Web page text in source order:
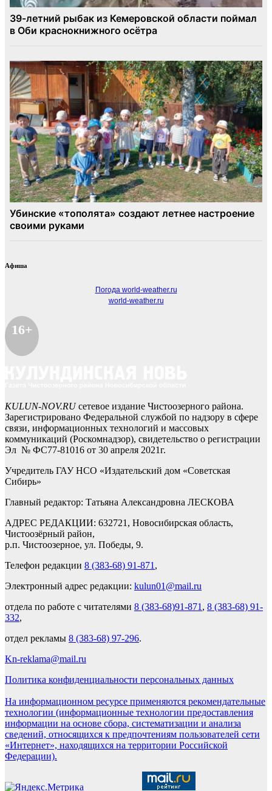
Афиша
Погода world-weather.ru
world-weather.ru
16+
KULUN-NOV.RUсетевое издание Чистоозерного района.
Зарегистрировано Федеральной службой по надзору в сфере
связи, информационных технологий и массовых
коммуникаций (Роскомнадзор), свидетельство о регистрации
Эл № ФС77-81016 от 30 апреля 2021г.
Учредитель ГАУ НСО «Издательский дом «Советская
Сибирь»
Главный редактор: Татьяна Александровна ЛЕСКОВА
АДРЕС РЕДАКЦИИ: 632721, Новосибирская область,
Чистоозёрный район,
р.п. Чистоозерное, ул. Победы, 9.
Телефон редакции 8 (383-68) 91-871 ,
Электронный адрес редакции: kulun01@mail.ru
отдела по работе с читателями 8 (383-68)91-871 , 8 (383-68) 91-
332,
отдел рекламы 8 (383-68) 97-296.
Kn-reklama@mail.ru
Политика конфиденциальности персональных данных
На информационном ресурсе применяются рекомендательные
технологии (информационные технологии предоставления
информации на основе сбора, систематизации и анализа
сведений, относящихся к предпочтениям пользователей сети
«Интернет», находящихся на территории Российской
Федерации).